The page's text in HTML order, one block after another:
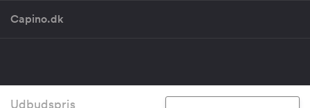
Udbudspris
Capino.dk
Copyright 2026 - CVR: 30581199 - Vestergade 29-31, 1456 København